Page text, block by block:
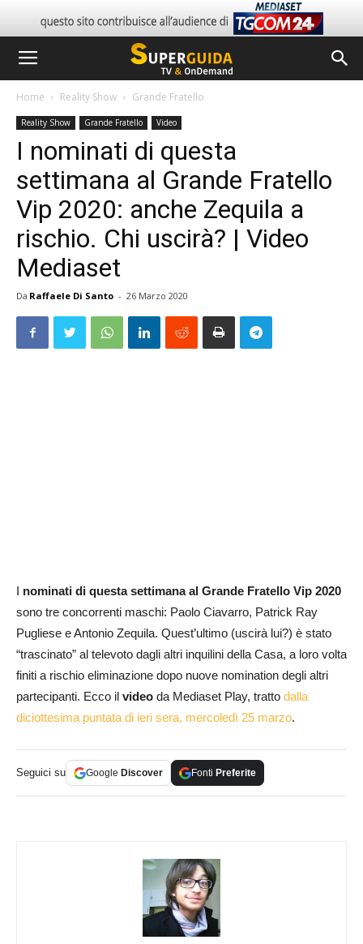
Home Reality Show Grande Fratello
Reality Show Grande Fratello Video
I nominati di questa
settimana al Grande Fratello
Vip 2020: anche Zequila a
rischio. Chi uscirà? | Video
Mediaset
Da Raffaele Di Santo - 26 Marzo 2020
nominati di questa settimana al Grande Fratello Vip 2020
sono tre concorrenti maschi: Paolo Ciavarro, Patrick Ray
Pugliese e Antonio Zequila. Quest’ultimo (uscirà lui?) è stato
“trascinato” al televoto dagli altri inquilini della Casa, a loro volta
finiti a rischio eliminazione dopo nuove nomination degli altri
partecipanti. Ecco il video da Mediaset Play, tratto dalla
diciottesima puntata di ieri sera, mercoledì 25 marzo.
Seguici su Google Discover Fonti Preferite